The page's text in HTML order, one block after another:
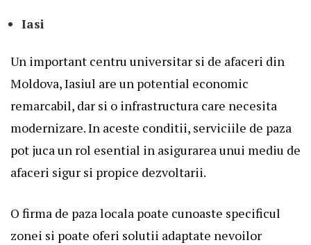
Iasi
Un important centru universitar si de afaceri din
Moldova, Iasiul are un potential economic
remarcabil, dar si o infrastructura care necesita
modernizare. In aceste conditii, serviciile de paza
pot juca un rol esential in asigurarea unui mediu de
afaceri sigur si propice dezvoltarii.
O firma de paza locala poate cunoaste specificul
zonei si poate oferi solutii adaptate nevoilor